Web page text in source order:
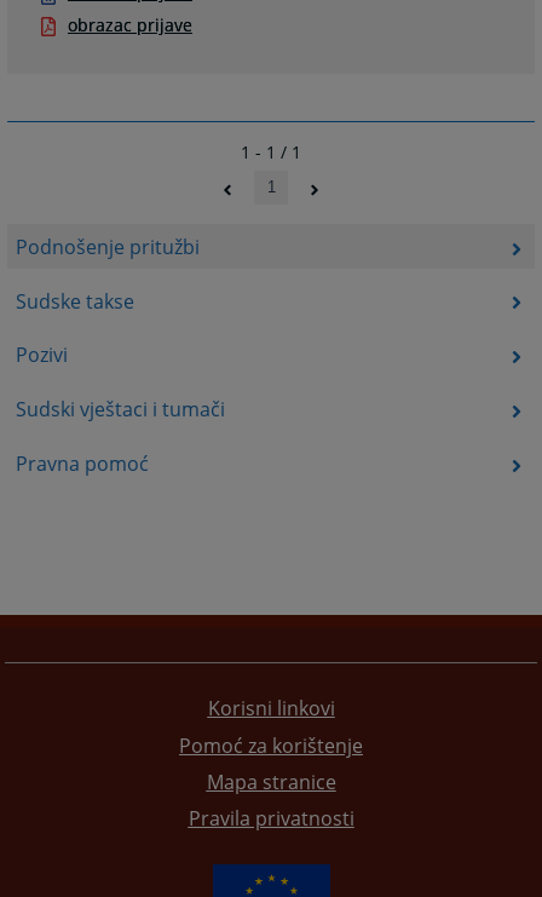
Podnošenje pritužbi
Sudske takse
Pozivi
Sudski vještaci i tumači
Pravna pomoć
obrazac prijave
1 - 1 / 1
1
Korisni linkovi
Pomoć za korištenje
Mapa stranice
Pravila privatnosti